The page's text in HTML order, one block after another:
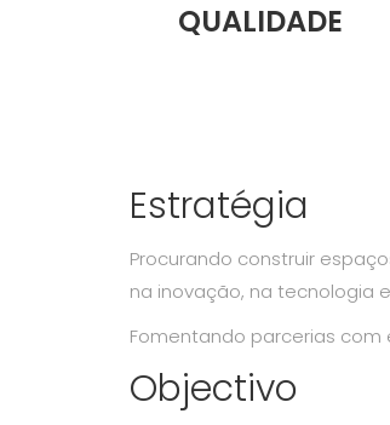
QUALIDADE
Estratégia
Procurando construir
na inovação, na tecnologia
Fomentando parcerias
Objectivo